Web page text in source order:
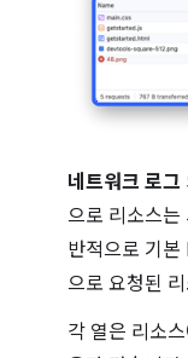
네트워크 로그
으로 리소스는
반적으로 기
으로 요청된
각 열은 리소